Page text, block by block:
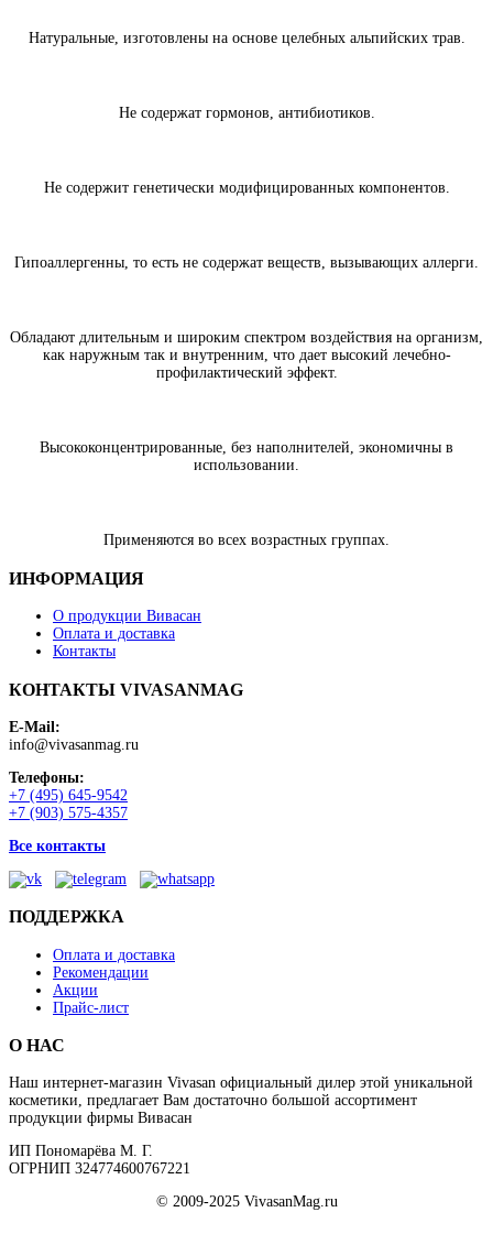
Натуральные, изготовлены на основе целебных альпийских трав.
Не содержат гормонов, антибиотиков.
Не содержит генетически модифицированных компонентов.
Гипоаллергенны, то есть не содержат веществ, вызывающих аллерги.
Обладают длительным и широким спектром воздействия на организм,
как наружным так и внутренним, что дает высокий лечебно-
профилактический эффект.
Высококонцентрированные, без наполнителей, экономичны в
использовании.
Применяются во всех возрастных группах.
ИНФОРМАЦИЯ
О продукции Вивасан
Оплата и доставка
Контакты
КОНТАКТЫ VIVASANMAG
E-Mail:
info@vivasanmag.ru
Телефоны:
+7 (495) 645-9542
+7 (903) 575-4357
Все контакты
ПОДДЕРЖКА
Оплата и доставка
Рекомендации
Акции
Прайс-лист
О НАС
Наш интернет-магазин Vivasan официальный дилер этой уникальной
косметики, предлагает Вам достаточно большой ассортимент
продукции фирмы Вивасан
ИП Пономарёва М. Г.
ОГРНИП 324774600767221
© 2009-2025 VivasanMag.ru